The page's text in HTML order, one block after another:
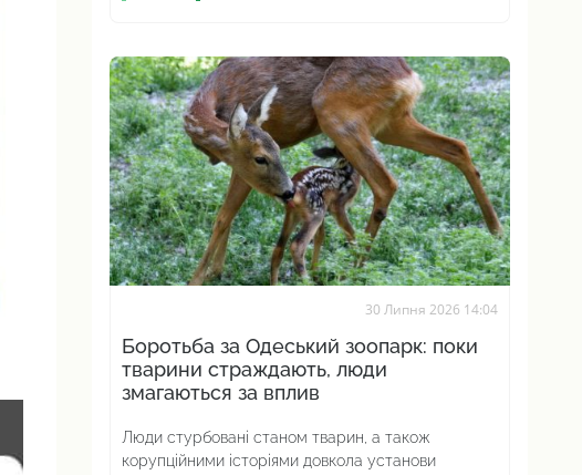
30 Липня 2026 14:04
Боротьба за Одеський зоопарк: поки
тварини страждають, люди
змагаються за вплив
Люди стурбовані станом тварин, а також
корупційними історіями довкола установи